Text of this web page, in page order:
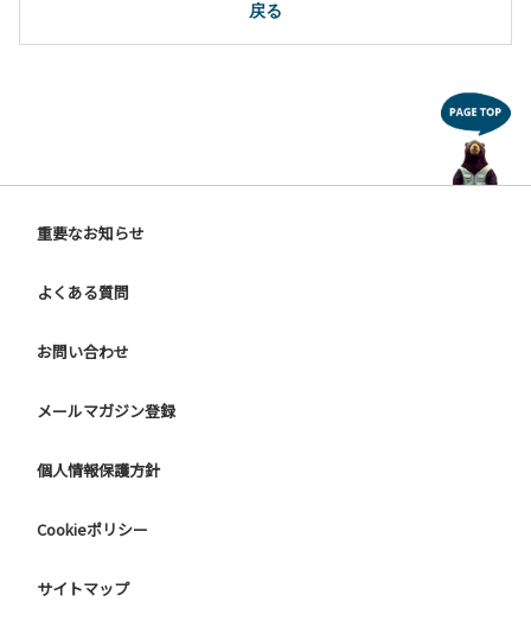
戻る
重要なお知らせ
よくある質問
お問い合わせ
メールマガジン登録
個人情報保護方針
Cookieポリシー
サイトマップ